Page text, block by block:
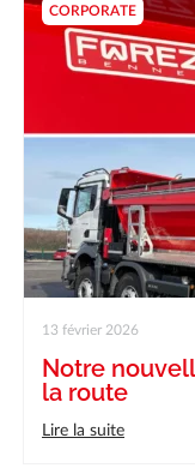
CORPORATE
13 février 2026
Notre
la route
Lire la suite